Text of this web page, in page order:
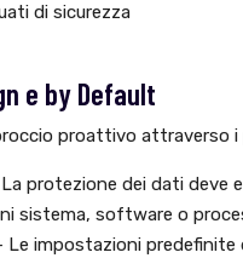
di sicurezza
e by Default
proattivo attraverso i
protezione dei dati deve
sistema, software o
Le impostazioni predefinite